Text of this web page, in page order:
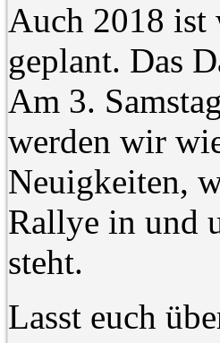
Auch 2018 ist
geplant. Das
Am 3.
werden wir
Neuigkeiten,
Rallye in und
steht.
Lasst euch